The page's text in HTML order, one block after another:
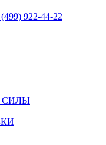
922-44-22
СИЛЫ